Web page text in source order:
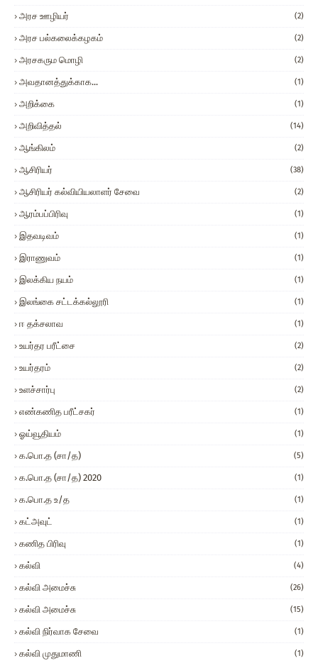
அரச ஊழியர் (2)
அரச பல்கலைக்கழகம் (2)
அரசகரும மொழி (2)
அவதானத்துக்காக... (1)
அறிக்கை (1)
அறிவித்தல் (14)
ஆங்கிலம் (2)
ஆசிரியர் (38)
ஆசிரியர் கல்வியியலாளர் சேவை (2)
ஆரம்பப்பிரிவு (1)
இதவடிவம் (1)
இராணுவம் (1)
இலக்கிய நயம் (1)
இலங்கை சட்டக்கல்லூரி (1)
ஈ தக்சலாவ (1)
உயர்தர பரீட்சை (2)
உயர்தரம் (2)
உளச்சார்பு (2)
எண்கணித பரீட்சகர் (1)
ஓய்வூதியம் (1)
க.பொ.த (சா/த) (5)
க.பொ.த (சா/த) 2020 (1)
க.பொ.த உ/த (1)
கட்அவுட் (1)
கணித பிரிவு (1)
கல்வி (4)
கல்வி அமைச்சு (26)
கல்வி அமைச்சு (15)
கல்வி நிர்வாக சேவை (1)
கல்வி முதுமாணி (1)